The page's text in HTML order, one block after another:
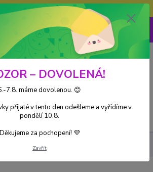
ZDARMA při nákupu nad 3000Kč
Menu
0 Kč
Herní kostky Evolving Skies
– DOVOLENÁ!
7.8. máme dovolenou. 😊
přijaté v tento den odešleme a vyřídíme v
pondělí 10.8.
Děkujeme za pochopení! 💜
Zavřít